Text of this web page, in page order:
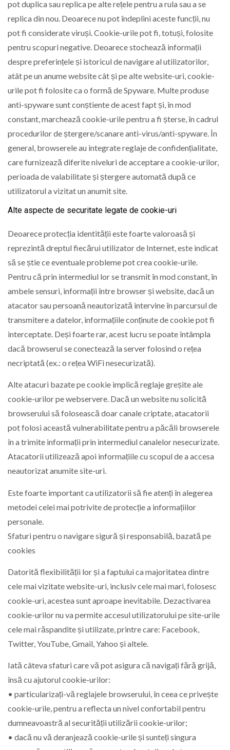
pot duplica sau replica pe alte rețele pentru a rula sau a se
replica din nou. Deoarece nu pot îndeplini aceste funcții, nu
pot fi considerate viruși. Cookie-urile pot fi, totuși, folosite
pentru scopuri negative. Deoarece stochează informații
despre preferințele și istoricul de navigare al utilizatorilor,
atât pe un anume website cât și pe alte website-uri, cookie-
urile pot fi folosite ca o formă de Spyware. Multe produse
anti-spyware sunt conștiente de acest fapt și, în mod
constant, marchează cookie-urile pentru a fi șterse, în cadrul
procedurilor de ștergere/scanare anti-virus/anti-spyware. În
general, browserele au integrate reglaje de confidențialitate,
care furnizează diferite niveluri de acceptare a cookie-urilor,
perioada de valabilitate și ștergere automată după ce
utilizatorul a vizitat un anumit site.
Alte aspecte de securitate legate de cookie-uri
Deoarece protecția identității este foarte valoroasă și
reprezintă dreptul fiecărui utilizator de Internet, este indicat
să se știe ce eventuale probleme pot crea cookie-urile.
Pentru că prin intermediul lor se transmit în mod constant, în
ambele sensuri, informații între browser și website, dacă un
atacator sau persoană neautorizată intervine în parcursul de
transmitere a datelor, informațiile conținute de cookie pot fi
interceptate. Deși foarte rar, acest lucru se poate întâmpla
dacă browserul se conectează la server folosind o rețea
necriptată (ex.: o rețea WiFi nesecurizată).
Alte atacuri bazate pe cookie implică reglaje greșite ale
cookie-urilor pe webservere. Dacă un website nu solicită
browserului să folosească doar canale criptate, atacatorii
pot folosi această vulnerabilitate pentru a păcăli browserele
în a trimite informații prin intermediul canalelor nesecurizate.
Atacatorii utilizează apoi informațiile cu scopul de a accesa
neautorizat anumite site-uri.
Este foarte important ca utilizatorii să fie atenți în alegerea
metodei celei mai potrivite de protecție a informațiilor
personale.
Sfaturi pentru o navigare sigură și responsabilă, bazată pe
cookies
Datorită flexibilității lor și a faptului ca majoritatea dintre
cele mai vizitate website-uri, inclusiv cele mai mari, folosesc
cookie-uri, acestea sunt aproape inevitabile. Dezactivarea
cookie-urilor nu va permite accesul utilizatorului pe site-urile
cele mai răspandite și utilizate, printre care: Facebook,
Twitter, YouTube, Gmail, Yahoo și altele.
Iată câteva sfaturi care vă pot asigura că navigați fără grijă,
însă cu ajutorul cookie-urilor:
• particularizați-vă reglajele browserului, în ceea ce privește
cookie-urile, pentru a reflecta un nivel confortabil pentru
dumneavoastră al securității utilizării cookie-urilor;
• dacă nu vă deranjează cookie-urile și sunteți singura